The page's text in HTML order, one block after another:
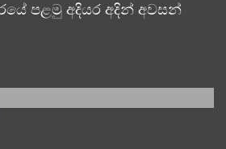
පළමු අදියර අදින් අවසන්